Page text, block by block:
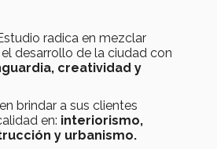
radica en mezclar
desarrollo de la ciudad con
creatividad y
brindar a sus clientes
en: interiorismo,
y urbanismo.